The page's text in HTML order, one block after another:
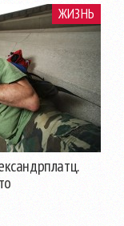
ЖИЗНЬ